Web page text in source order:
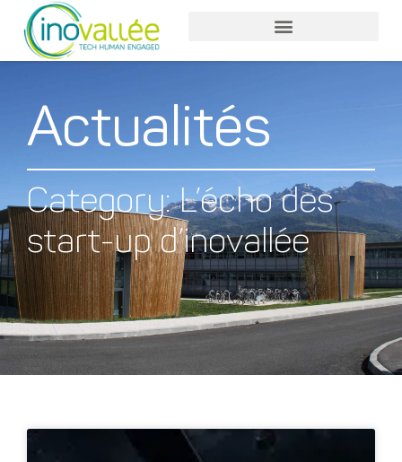
Actualités
Category: L’écho des
start-up d’inovallée